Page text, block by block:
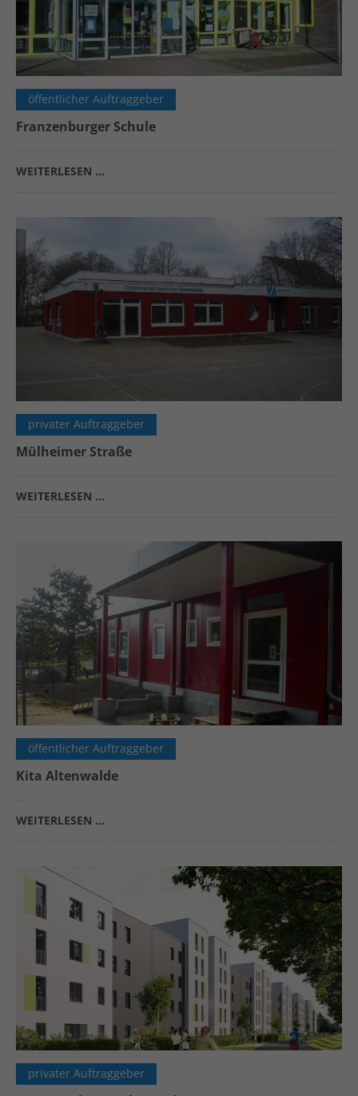
öffentlicher Auftraggeber
Franzenburger Schule
WEITERLESEN …
privater Auftraggeber
Mülheimer Straße
WEITERLESEN …
öffentlicher Auftraggeber
Kita Altenwalde
WEITERLESEN …
privater Auftraggeber